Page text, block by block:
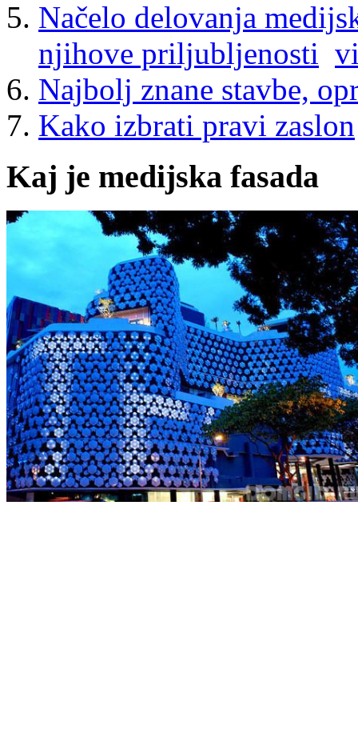
Načelo delovanja
njihove priljubljenosti
Najbolj znane stavbe,
Kako izbrati pravi zaslon
Kaj je medijska fasada